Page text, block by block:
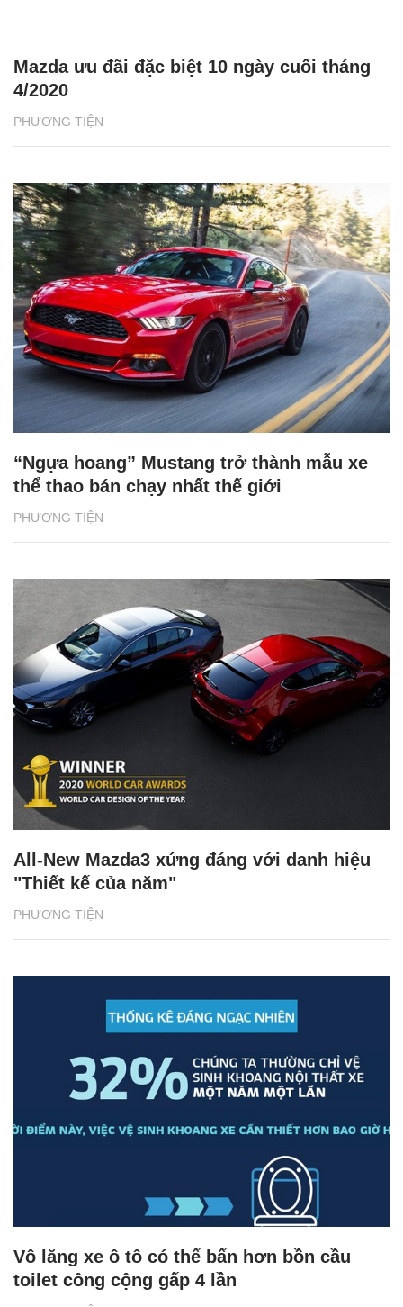
PHƯƠNG TIỆN
Mazda ưu đãi đặc biệt 10 ngày cuối tháng
4/2020
PHƯƠNG TIỆN
“Ngựa hoang” Mustang trở thành mẫu xe
thể thao bán chạy nhất thế giới
PHƯƠNG TIỆN
All-New Mazda3 xứng đáng với danh hiệu
"Thiết kế của năm"
Vô lăng xe ô tô có thể bẩn hơn bồn cầu
toilet công cộng gấp 4 lần